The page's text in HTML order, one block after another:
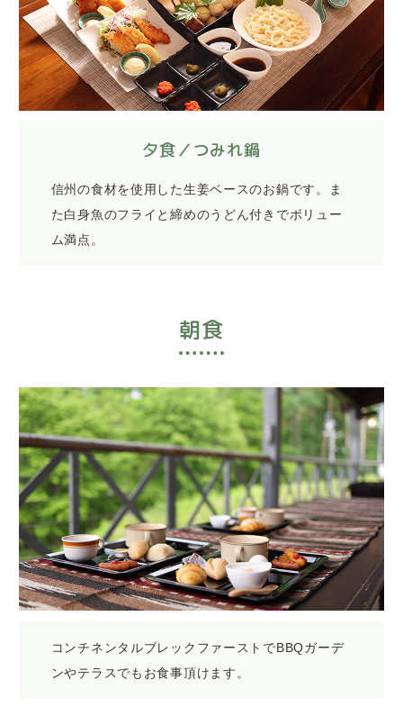
夕食／つみれ鍋
信州の食材を使用した生姜ベースのお鍋です。ま
た白身魚のフライと締めのうどん付きでボリュー
ム満点。
朝食
コンチネンタルブレックファーストでBBQガーデ
ンやテラスでもお食事頂けます。